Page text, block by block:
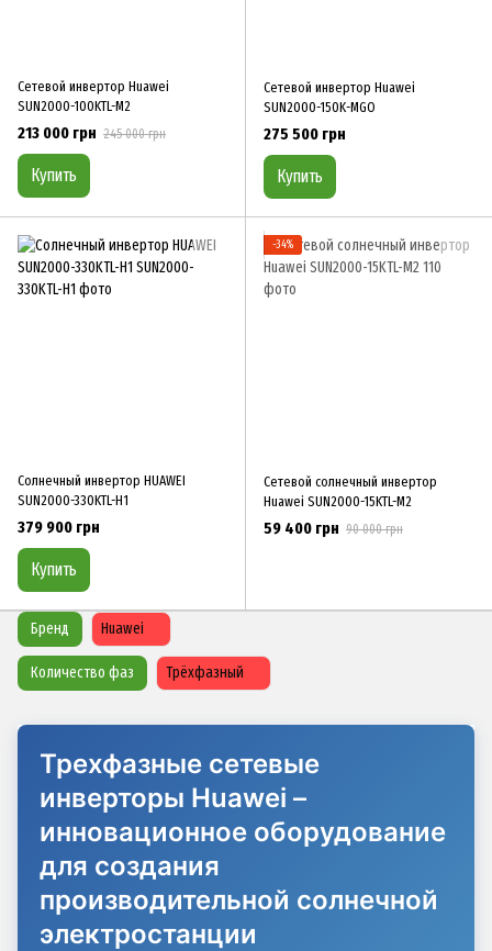
Сетевой инвертор Huawei
SUN2000-100KTL-M2
213 000 грн 245 000 грн
Купить
Сетевой инвертор Huawei
SUN2000-150K-MGO
275 500 грн
Купить
Солнечный инвертор HUAWEI
SUN2000-330KTL-H1
379 900 грн
Купить
−34%
Сетевой солнечный инвертор
Huawei SUN2000-15KTL-M2
59 400 грн 90 000 грн
Трехфазные сетевые
инверторы Huawei –
инновационное оборудование
для создания
производительной солнечной
электростанции
Бренд Huawei
Количество фаз Трёхфазный